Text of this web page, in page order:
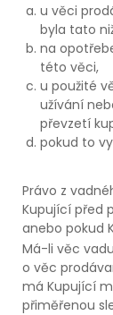
u věci
byla tato
na
této věci,
u použité
užívání
převzetí
pokud to
Právo z
Kupující před
anebo pokud
Má-li věc
o věc
má Kupující
přiměřenou